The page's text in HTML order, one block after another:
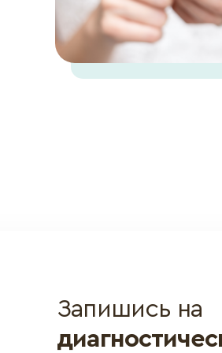
Запишись на